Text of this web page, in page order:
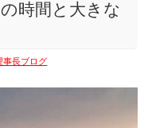
時間と大きな
事長ブログ